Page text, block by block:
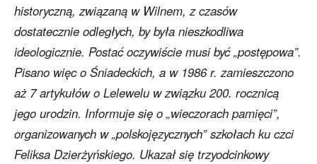
historyczną, związaną w Wilnem, z czasów
dostatecznie odległych, by była nieszkodliwa
ideologicznie. Postać oczywiście musi być „postępowa”.
Pisano więc o Śniadeckich, a w 1986 r. zamieszczono
aż 7 artykułów o Lelewelu w związku 200. rocznicą
jego urodzin. Informuje się o „wieczorach pamięci”,
organizowanych w „polskojęzycznych” szkołach ku czci
Feliksa Dzierżyńskiego. Ukazał się trzyodcinkowy